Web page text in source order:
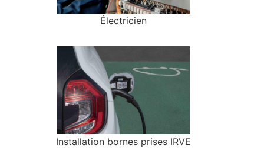
Électricien
Installation bornes prises IRVE